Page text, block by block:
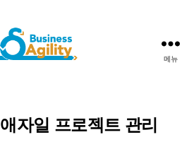
스
민
메뉴
애자일 프로젝트 관리